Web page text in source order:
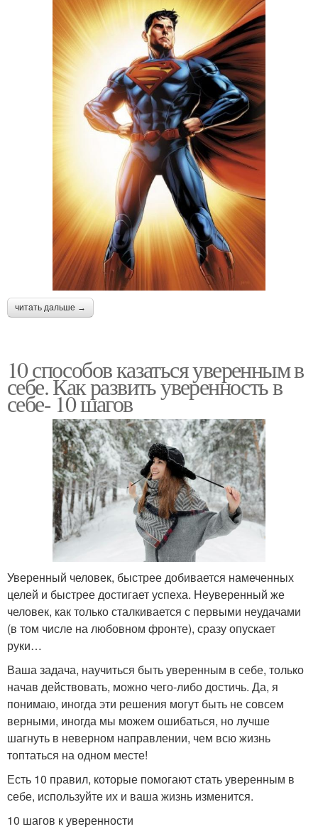
читать дальше →
10 способов казаться уверенным в
себе. Как развить уверенность в
себе- 10 шагов
Уверенный человек, быстрее добивается намеченных
целей и быстрее достигает успеха. Неуверенный же
человек, как только сталкивается с первыми неудачами
(в том числе на любовном фронте), сразу опускает
руки…
Ваша задача, научиться быть уверенным в себе, только
начав действовать, можно чего-либо достичь. Да, я
понимаю, иногда эти решения могут быть не совсем
верными, иногда мы можем ошибаться, но лучше
шагнуть в неверном направлении, чем всю жизнь
топтаться на одном месте!
Есть 10 правил, которые помогают стать уверенным в
себе, используйте их и ваша жизнь изменится.
10 шагов к уверенности